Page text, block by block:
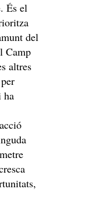
És el
del
Camp
altres
ha